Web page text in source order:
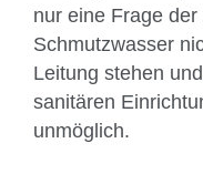
nur eine Frage
Schmutzwasser
Leitung stehen
sanitären
unmöglich.